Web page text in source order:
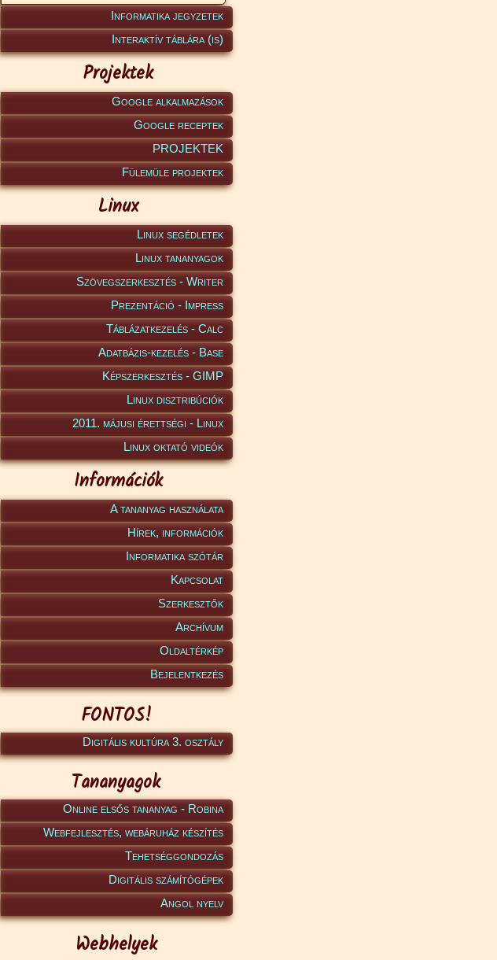
Informatika jegyzetek
Interaktív táblára (is)
Projektek
Google alkalmazások
Google receptek
PROJEKTEK
Fülemüle projektek
Linux
Linux segédletek
Linux tananyagok
Szövegszerkesztés - Writer
Prezentáció - Impress
Táblázatkezelés - Calc
Adatbázis-kezelés - Base
Képszerkesztés - GIMP
Linux disztribúciók
2011. májusi érettségi - Linux
Linux oktató videók
Információk
A tananyag használata
Hírek, információk
Informatika szótár
Kapcsolat
Szerkesztők
Archívum
Oldaltérkép
Bejelentkezés
FONTOS!
Digitális kultúra 3. osztály
Tananyagok
Online elsős tananyag - Robina
Webfejlesztés, webáruház készítés
Tehetséggondozás
Digitális számítógépek
Angol nyelv
Webhelyek